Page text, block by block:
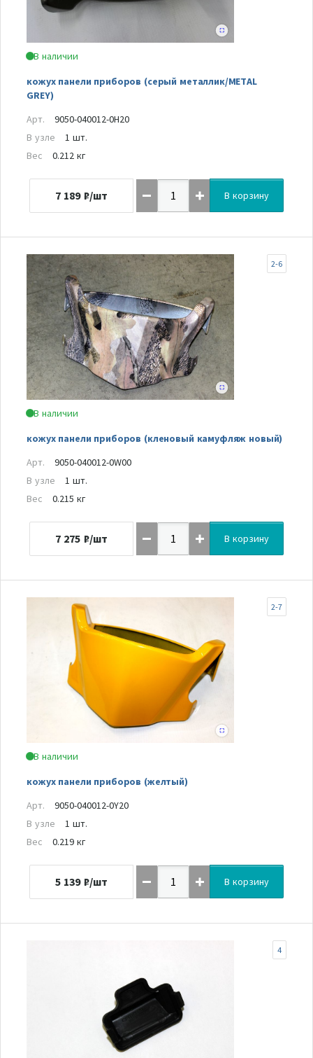
В наличии
кожух панели приборов (серый металлик/METAL
GREY)
Арт.
9050-040012-0H20
В узле
1 шт.
Вес
0.212 кг
7 189 ₽/шт В корзину
В наличии
кожух панели приборов (кленовый камуфляж новый)
2-6
Арт.
9050-040012-0W00
В узле
1 шт.
Вес
0.215 кг
7 275 ₽/шт В корзину
В наличии
кожух панели приборов (желтый)
2-7
Арт.
9050-040012-0Y20
В узле
1 шт.
Вес
0.219 кг
5 139 ₽/шт В корзину
4